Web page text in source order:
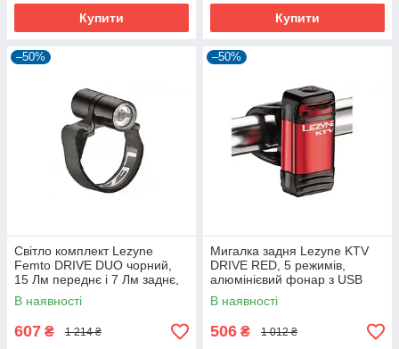
Купити Купити
–50%
Світло комплект Lezyne
Femto DRIVE DUO чорний,
15 Лм переднє і 7 Лм заднє,
3 режими, кріплення для
шолома
В наявності
607 ₴ 1 214 ₴
–50%
Мигалка задня Lezyne KTV
DRIVE RED, 5 режимів,
алюмінієвий фонар з USB
зарядкою
В наявності
506 ₴ 1 012 ₴